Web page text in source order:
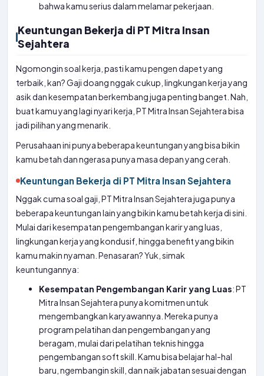
bahwa kamu serius dalam melamar pekerjaan.
Keuntungan Bekerja di PT Mitra Insan
Sejahtera
Ngomongin soal kerja, pasti kamu pengen dapet yang
terbaik, kan? Gaji doang nggak cukup, lingkungan kerja yang
asik dan kesempatan berkembang juga penting banget. Nah,
buat kamu yang lagi nyari kerja, PT Mitra Insan Sejahtera bisa
jadi pilihan yang menarik.
Perusahaan ini punya beberapa keuntungan yang bisa bikin
kamu betah dan ngerasa punya masa depan yang cerah.
Keuntungan Bekerja di PT Mitra Insan Sejahtera
Nggak cuma soal gaji, PT Mitra Insan Sejahtera juga punya
beberapa keuntungan lain yang bikin kamu betah kerja di sini.
Mulai dari kesempatan pengembangan karir yang luas,
lingkungan kerja yang kondusif, hingga benefit yang bikin
kamu makin nyaman. Penasaran? Yuk, simak
keuntungannya:
Kesempatan Pengembangan Karir yang Luas: PT
Mitra Insan Sejahtera punya komitmen untuk
mengembangkan karyawannya. Mereka punya
program pelatihan dan pengembangan yang
beragam, mulai dari pelatihan teknis hingga
pengembangan soft skill. Kamu bisa belajar hal-hal
baru, ngembangin skill, dan naik jabatan sesuai dengan